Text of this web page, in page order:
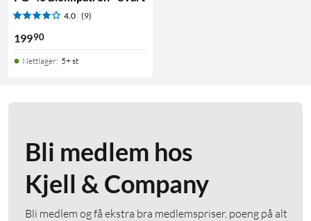
4.0 (9)
19990
Nettlager: 5+ st
Bli medlem hos
Kjell & Company
Bli medlem og få ekstra bra medlemspriser, poeng på alt